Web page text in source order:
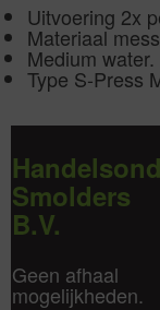
Uitvoering 2x
Materiaal
Medium water.
Type S-Press
Smolders
B.V.
Geen afhaal
mogelijkheden.